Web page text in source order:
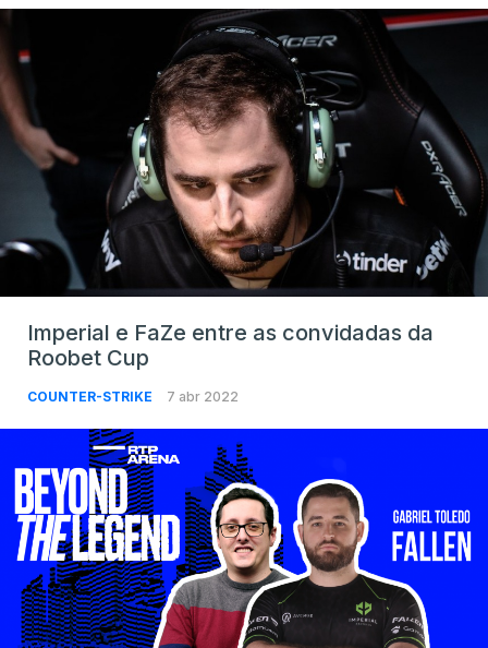
Imperial e FaZe entre as convidadas da
Roobet Cup
COUNTER-STRIKE 7 abr 2022